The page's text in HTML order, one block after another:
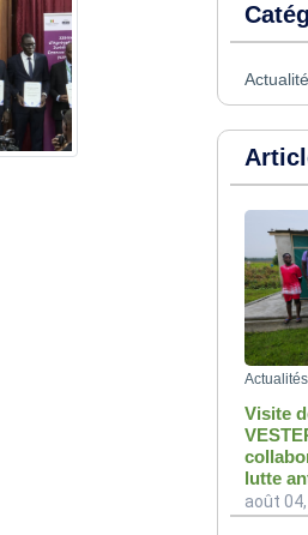
Actualités
Visite
lutte
août